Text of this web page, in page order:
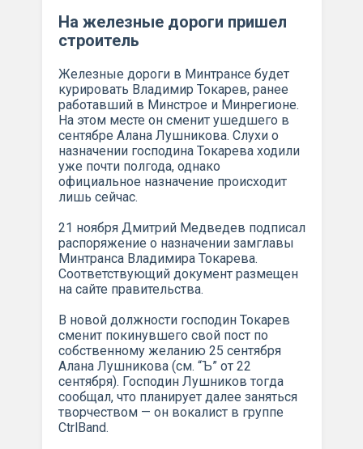
На железные дороги пришел
строитель
Железные дороги в Минтрансе будет
курировать Владимир Токарев, ранее
работавший в Минстрое и Минрегионе.
На этом месте он сменит ушедшего в
сентябре Алана Лушникова. Слухи о
назначении господина Токарева ходили
уже почти полгода, однако
официальное назначение происходит
лишь сейчас.
21 ноября Дмитрий Медведев подписал
распоряжение о назначении замглавы
Минтранса Владимира Токарева.
Соответствующий документ размещен
на сайте правительства.
В новой должности господин Токарев
сменит покинувшего свой пост по
собственному желанию 25 сентября
Алана Лушникова (см. “Ъ” от 22
сентября). Господин Лушников тогда
сообщал, что планирует далее заняться
творчеством — он вокалист в группе
CtrlBand.